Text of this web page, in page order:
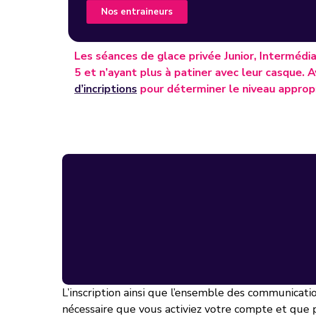
Nos entraineurs
Les séances de glace privée Junior,
5 et n’ayant plus à patiner avec leur casque.
d’incriptions pour déterminer le niveau
L’inscription ainsi que l’ensemble des
nécessaire que vous activiez votre compte et